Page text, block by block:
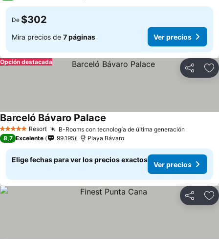
De $302
Mira precios de 7 páginas Ver precios
Compartir
Opción destacada
5 Estrellas Resort B-Rooms con tecnología de última generación
Barceló Bávaro Palace
8,7 Excelente 99.195 Playa Bávaro
Elige fechas para ver los precios exactos
Ver precios
Compartir